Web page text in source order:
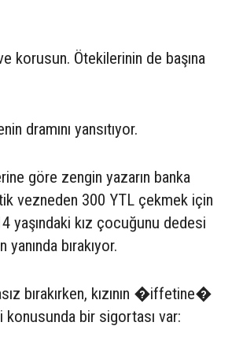
korusun. Ötekilerinin de başına
dramını yansıtıyor.
göre zengin yazarın banka
vezneden 300 YTL çekmek için
yaşındaki kız çocuğunu dedesi
bırakıyor.
bırakırken, kızının �iffetine�
bir sigortası var: